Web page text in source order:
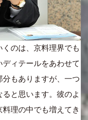
のは、京料理界でも
ィテールをあわせて
もありますが、一つ
と思います。彼のよ
理の中でも増えてき